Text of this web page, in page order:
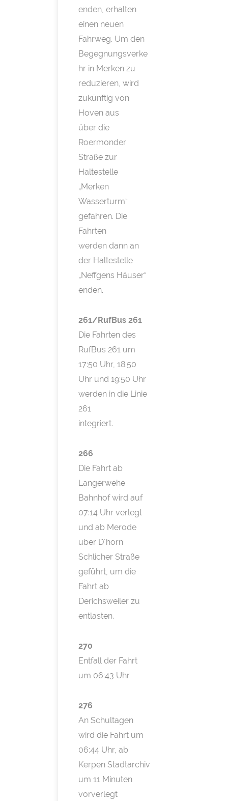
enden, erhalten
einen neuen
Fahrweg. Um den
Begegnungsverke
hr in Merken zu
reduzieren, wird
zukünftig von
Hoven aus
über die
Roermonder
Straße zur
Haltestelle
„Merken
Wasserturm“
gefahren. Die
Fahrten
werden dann an
der Haltestelle
„Neffgens Häuser“
enden.
261/RufBus 261
Die Fahrten des
RufBus 261 um
17:50 Uhr, 18:50
Uhr und 19:50 Uhr
werden in die Linie
261
integriert.
266
Die Fahrt ab
Langerwehe
Bahnhof wird auf
07:14 Uhr verlegt
und ab Merode
über D´horn
Schlicher Straße
geführt, um die
Fahrt ab
Derichsweiler zu
entlasten.
270
Entfall der Fahrt
um 06:43 Uhr
276
An Schultagen
wird die Fahrt um
06:44 Uhr, ab
Kerpen Stadtarchiv
um 11 Minuten
vorverlegt